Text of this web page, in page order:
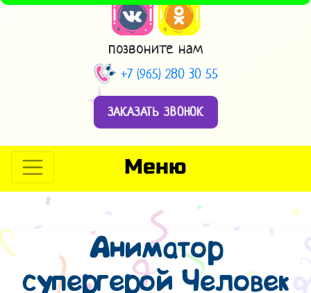
позвоните нам
+7 (965) 280 30 55
ЗАКАЗАТЬ ЗВОНОК
Меню
Аниматор
супергерой Человек